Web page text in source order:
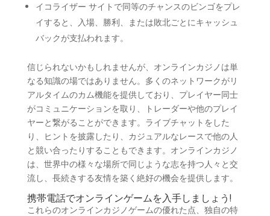
イコライザー サイトで同等のチャンスのビンゴをプレ
イすると、入場、勝利、または敗北ごとにキャッシュ
バックが支払われます。
信じられないかもしれませんが、オンラインカジノは単
なる知識の場ではありません。多くのネットワークがリ
アルタイムのカム機能を提供しており、プレイヤー同士
がコミュニケーションを取り、トレーダーや他のプレイ
ヤーと繋がることができます。ライブチャットをした
り、ヒントを披露したり、カジュアルなレースで他の人
と競い合ったりすることもできます。オンラインカジノ
は、世界中の様々な場所で同じような志を持つ人々と交
流し、長続きする友情を築く絶好の機会を提供します。
携帯電話でオンラインゲームを入手しましょう!
これらのオンラインカジノゲームの優れた点、独自の特